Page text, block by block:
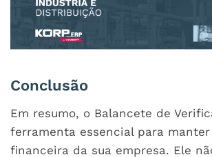
Conclusão
Em resumo, o Balancete de
ferramenta essencial para manter
financeira da sua empresa. Ele